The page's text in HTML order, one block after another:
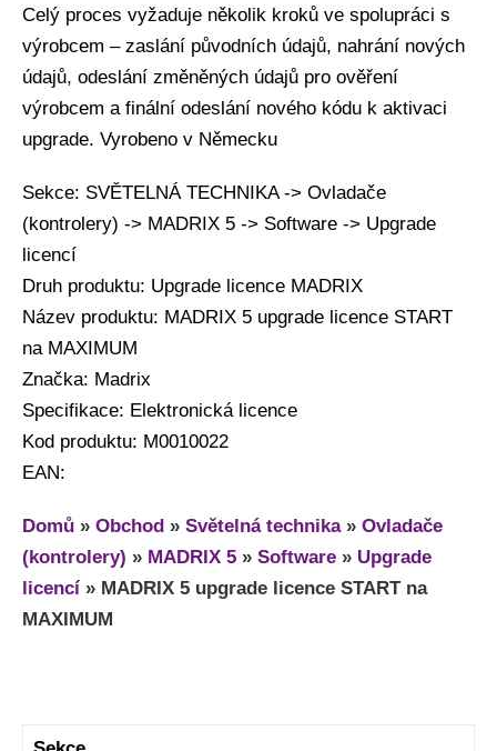
Celý proces vyžaduje několik kroků ve spolupráci s
výrobcem – zaslání původních údajů, nahrání nových
údajů, odeslání změněných údajů pro ověření
výrobcem a finální odeslání nového kódu k aktivaci
upgrade. Vyrobeno v Německu
Sekce: SVĚTELNÁ TECHNIKA -> Ovladače
(kontrolery) -> MADRIX 5 -> Software -> Upgrade
licencí
Druh produktu: Upgrade licence MADRIX
Název produktu: MADRIX 5 upgrade licence START
na MAXIMUM
Značka: Madrix
Specifikace: Elektronická licence
Kod produktu: M0010022
EAN:
Domů » Obchod » Světelná technika» Ovladače
(kontrolery) » MADRIX 5 » Software » Upgrade
licencí » MADRIX 5 upgrade licence START na
MAXIMUM